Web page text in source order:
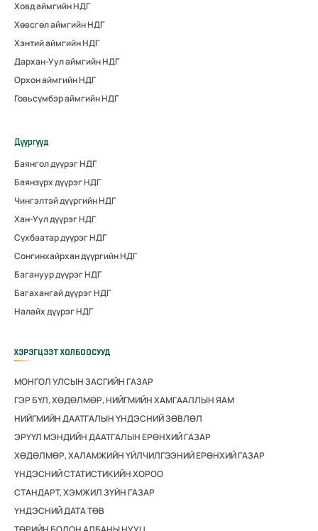
Ховд аймгийн НДГ
Хөвсгөл аймгийн НДГ
Хэнтий аймгийн НДГ
Дархан-Уул аймгийн НДГ
Орхон аймгийн НДГ
Говьсүмбэр аймгийн НДГ
Дүүргүүд
Баянгол дүүрэг НДГ
Баянзүрх дүүрэг НДГ
Чингэлтэй дүүргийн НДГ
Хан-Уул дүүрэг НДГ
Сүхбаатар дүүрэг НДГ
Сонгинхайрхан дүүргийн НДГ
Багануур дүүрэг НДГ
Багахангай дүүрэг НДГ
Налайх дүүрэг НДГ
ХЭРЭГЦЭЭТ ХОЛБООСУУД
МОНГОЛ УЛСЫН ЗАСГИЙН ГАЗАР
ГЭР БҮЛ, ХӨДӨЛМӨР, НИЙГМИЙН ХАМГААЛЛЫН ЯАМ
НИЙГМИЙН ДААТГАЛЫН ҮНДЭСНИЙ ЗӨВЛӨЛ
ЭРҮҮЛ МЭНДИЙН ДААТГАЛЫН ЕРӨНХИЙ ГАЗАР
ХӨДӨЛМӨР, ХАЛАМЖИЙН ҮЙЛЧИЛГЭЭНИЙ ЕРӨНХИЙ ГАЗАР
ҮНДЭСНИЙ СТАТИСТИКИЙН ХОРОО
СТАНДАРТ, ХЭМЖИЛ ЗҮЙН ГАЗАР
ҮНДЭСНИЙ ДАТА ТӨВ